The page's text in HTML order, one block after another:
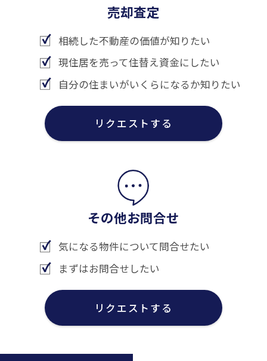
売却査定
相続した不動産の価値が知りたい
現住居を売って住替え資金にしたい
自分の住まいがいくらになるか知りたい
リクエストする
その他お問合せ
気になる物件について問合せたい
まずはお問合せしたい
リクエストする